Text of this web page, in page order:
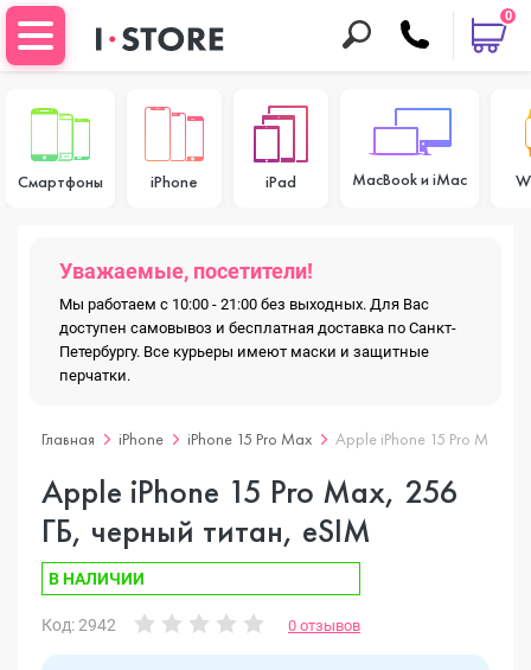
0
Смартфоны iPhone iPad MacBook и iMac
Уважаемые, посетители!
Мы работаем с 10:00 - 21:00 без выходных. Для Вас
доступен самовывоз и бесплатная доставка по Санкт-
Петербургу. Все курьеры имеют маски и защитные
перчатки.
Главная iPhone iPhone 15 Pro Max Apple iPhone 15 Pro Max,
Apple iPhone 15 Pro Max, 256
ГБ, черный титан, eSIM
В НАЛИЧИИ
Код: 2942 0 отзывов